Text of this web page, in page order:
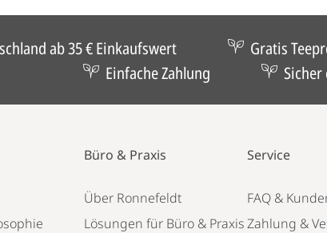
ab 35 € Einkaufswert Gratis
Einfache Zahlung
Büro & Praxis
Über Ronnefeldt
Lösungen für Büro & Praxis
Service
FAQ &
Zahlung &